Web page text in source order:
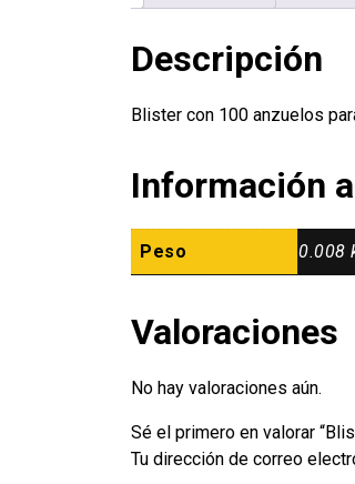
Descripción
Blister con 100 anzuelos
Información
Peso 0.008
Valoraciones
No hay valoraciones aún.
Sé el primero en valorar
Tu dirección de correo